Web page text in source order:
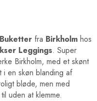
fra Birkholm hos
Leggings. Super
Birkholm, med et skønt
i en skøn blanding af
bløde, men med
uden at klemme.